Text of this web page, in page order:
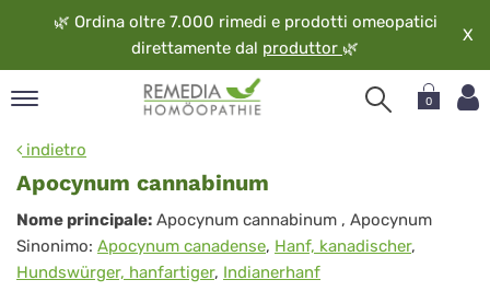
🌿 Ordina oltre 7.000 rimedi e prodotti omeopatici
direttamente dal produttor 🌿
X
0
indietro
Apocynum cannabinum
Apocynum
cannabinum
Nome principale: Apocynum cannabinum , Apocynum
Sinonimo: Apocynum canadense, Hanf, kanadischer,
Hundswürger, hanfartiger, Indianerhanf